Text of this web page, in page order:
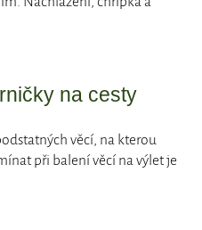
na cesty
věcí, na kterou
při balení věcí na výlet je